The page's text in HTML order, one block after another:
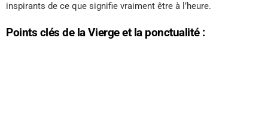
inspirants de ce que signifie vraiment être à l’heure.
Points clés de la Vierge et la ponctualité :